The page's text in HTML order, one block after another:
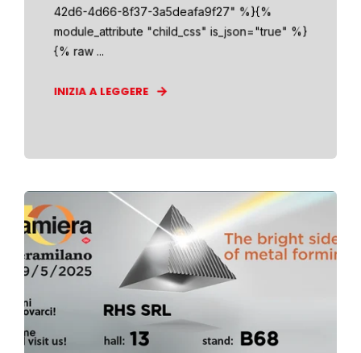
42d6-4d66-8f37-3a5deafa9f27" %}{%
module_attribute "child_css" is_json="true" %}
{% raw ...
INIZIA A LEGGERE